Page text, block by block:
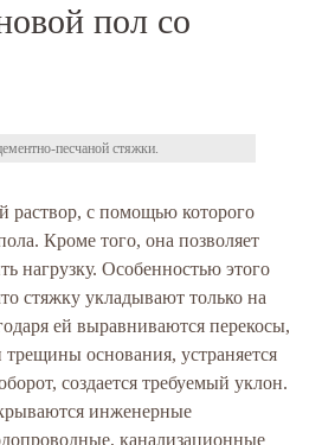
пол со
песчаной стяжки.
раствор, с помощью которого
Кроме того, она позволяет
нагрузку. Особенностью этого
стяжку укладывают только на
ей выравниваются перекосы,
основания, устраняется
создается требуемый уклон.
инженерные
канализационные